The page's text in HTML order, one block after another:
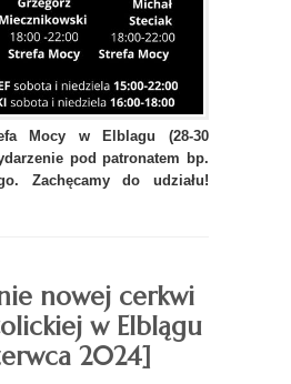
Mocy w Elblagu (28-30
pod patronatem bp.
Zachęcamy do udziału!
nowej cerkwi
w Elblągu
2024]